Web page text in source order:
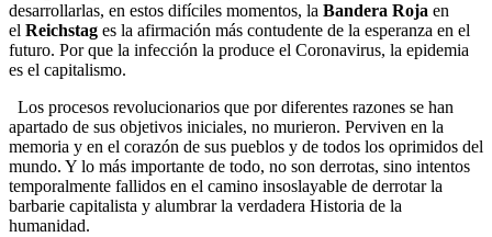
desarrollarlas, en estos difíciles momentos, la Bandera Roja en
el Reichstag es la afirmación más contudente de la esperanza en el
futuro. Por que la infección la produce el Coronavirus, la epidemia
es el capitalismo.
Los procesos revolucionarios que por diferentes razones se han
apartado de sus objetivos iniciales, no murieron. Perviven en la
memoria y en el corazón de sus pueblos y de todos los oprimidos del
mundo. Y lo más importante de todo, no son derrotas, sino intentos
temporalmente fallidos en el camino insoslayable de derrotar la
barbarie capitalista y alumbrar la verdadera Historia de la
humanidad.